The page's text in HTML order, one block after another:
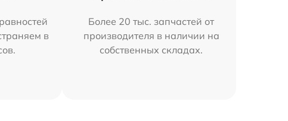
в
Более 20 тыс. запчастей от
производителя в наличии на
собственных складах.